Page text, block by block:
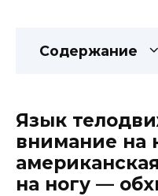
Содержание
Язык
внимание на
на ногу —